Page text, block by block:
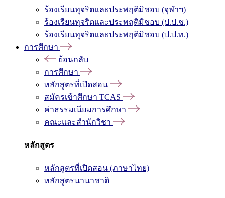
ร้องเรียนทุจริตและประพฤติมิชอบ (จุฬาฯ)
ร้องเรียนทุจริตและประพฤติมิชอบ (ป.ป.ช.)
ร้องเรียนทุจริตและประพฤติมิชอบ (ป.ป.ท.)
การศึกษา
ย้อนกลับ
การศึกษา
หลักสูตรที่เปิดสอน
สมัครเข้าศึกษา TCAS
ค่าธรรมเนียมการศึกษา
คณะและสำนักวิชา
หลักสูตร
หลักสูตรที่เปิดสอน (ภาษาไทย)
หลักสูตรนานาชาติ